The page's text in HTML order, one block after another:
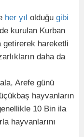
her yıl olduğu gibi
kurulan Kurban
getirerek hareketli
daha da
Arefe günü
hayvanların
10 Bin ila
hayvanlarını